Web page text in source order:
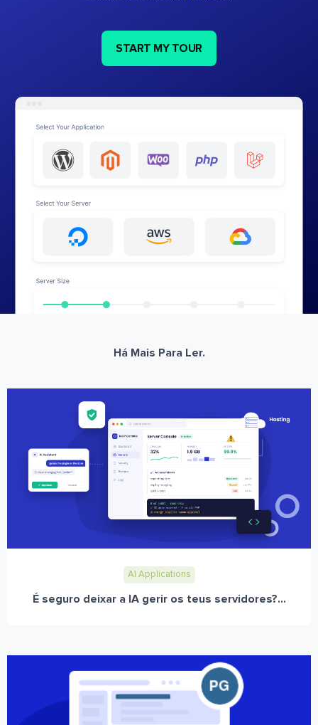
START MY TOUR
Há Mais Para Ler.
AI Applications
É seguro deixar a IA gerir os teus servidores?...